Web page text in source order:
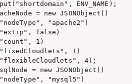
ENV_NAME);
= new JSONObject()
"apache2")
false)
1)
1)
4);
= new JSONObject()
"mysql5")